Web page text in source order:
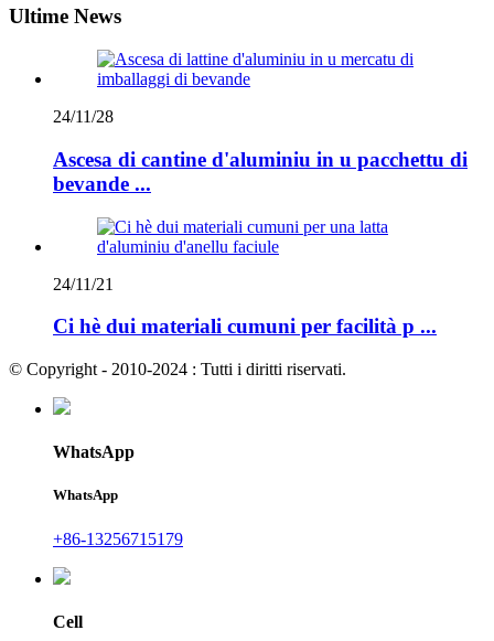
Ultime News
24/11/28
Ascesa di cantine d'aluminiu in u pacchettu di
bevande ...
24/11/21
Ci hè dui materiali cumuni per facilità p ...
© Copyright - 2010-2024 : Tutti i diritti riservati.
WhatsApp
WhatsApp
+86-13256715179
Cell